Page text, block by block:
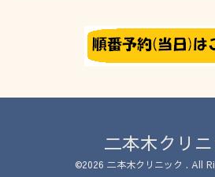
二本木クリ
©2026 二本木クリニック . All